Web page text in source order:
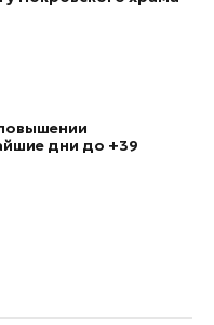
дни до +39